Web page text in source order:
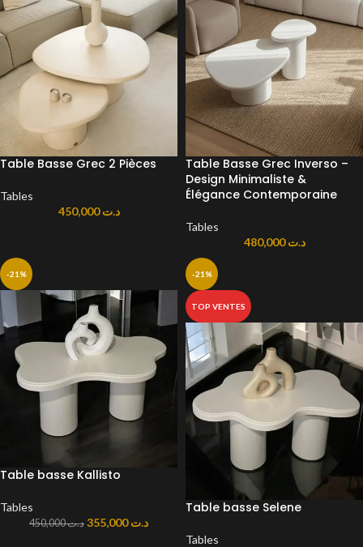
Table Basse Grec 2 Pièces
Tables
د.ت450,000
Table Basse Grec Inverso –
Design Minimaliste &
Élégance Contemporaine
Tables
د.ت480,000
-21%
Table basse Kallisto
Tables
د.ت450,000 د.ت355,000
-21%
TOP VENTES
Table basse Selene
Tables